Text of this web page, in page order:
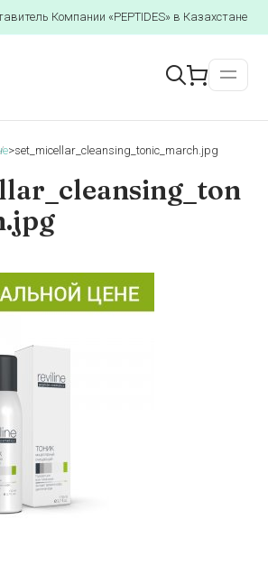
Компании «PEPTIDES» в Казахстане
>set_micellar_cleansing_tonic_march.jpg